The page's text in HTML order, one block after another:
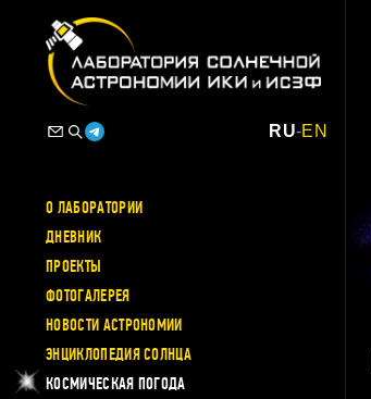
RU-EN
О ЛАБОРАТОРИИ
ДНЕВНИК
ПРОЕКТЫ
ФОТОГАЛЕРЕЯ
НОВОСТИ АСТРОНОМИИ
ЭНЦИКЛОПЕДИЯ СОЛНЦА
КОСМИЧЕСКАЯ ПОГОДА